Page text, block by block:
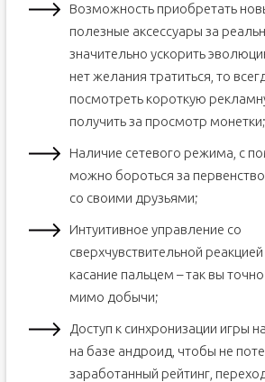
Возможность приобретать
полезные аксессуары за
значительно ускорить
нет желания тратиться, то
посмотреть короткую
получить за просмотр монетки;
Наличие сетевого режима, с
можно бороться за
со своими друзьями;
Интуитивное управление со
сверхчувствительной
касание пальцем – так вы
мимо добычи;
Доступ к синхронизации игры
на базе андроид, чтобы не
заработанный рейтинг,